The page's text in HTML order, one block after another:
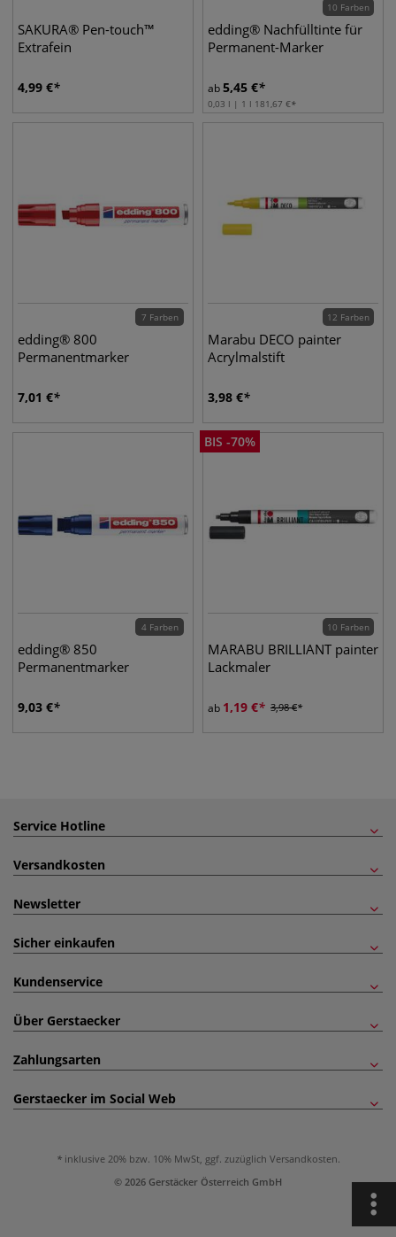
SAKURA® Pen-touch™
Extrafein
4,99 €
10 Farben
edding® Nachfülltinte für
Permanent-Marker
ab5,45 €
0,03 l | 1 l 181,67 €
7 Farben
edding® 800
Permanentmarker
7,01 €
12 Farben
Marabu DECO painter
Acrylmalstift
3,98 €
4 Farben
edding® 850
Permanentmarker
9,03 €
BIS -70%
10 Farben
MARABU BRILLIANT painter
Lackmaler
ab 1,19 € 3,98€
Service Hotline
Versandkosten
Newsletter
Sicher einkaufen
Kundenservice
Über Gerstaecker
Zahlungsarten
Gerstaecker im Social Web
inklusive 20% bzw. 10% MwSt, ggf. zuzüglich Versandkosten.
© 2026 Gerstäcker Österreich GmbH